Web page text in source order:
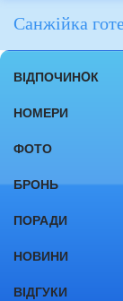
Санжійка
ВІДПОЧИНOК
НОМЕРИ
ФОТО
БРОНЬ
ПОРАДИ
НОВИНИ
ВІДГУКИ